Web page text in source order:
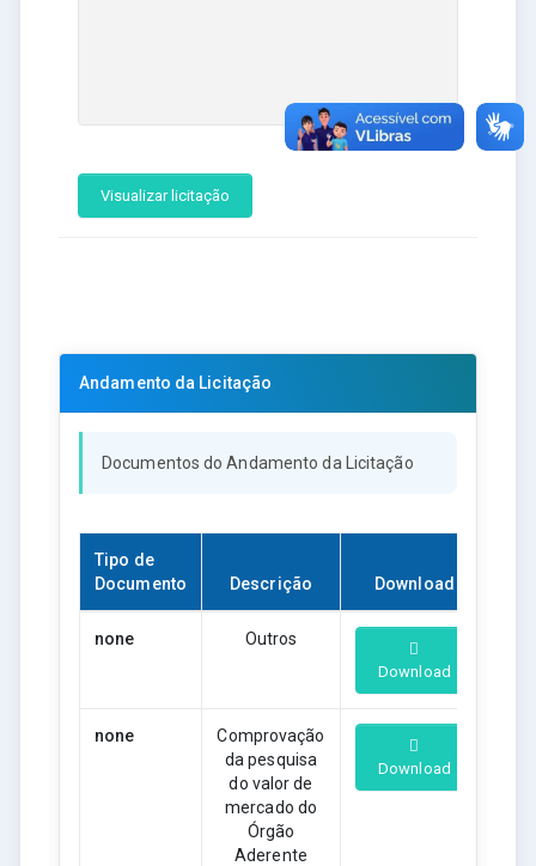
Visualizar licitação
Andamento da Licitação
Documentos do Andamento da Licitação
Tipo de
Documento
Descrição Download
none Outros
Download
none
Comprovação
da pesquisa
do valor de
mercado do
Órgão
Aderente
Download